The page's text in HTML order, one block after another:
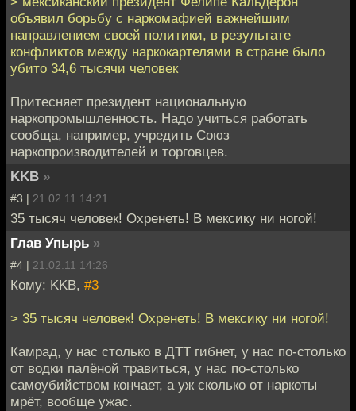
объявил борьбу с наркомафией важнейшим
направлением своей политики, в результате
конфликтов между наркокартелями в стране было
убито 34,6 тысячи человек
Притесняет президент национальную
наркопромышленность. Надо учиться работать
сообща, например, учредить Союз
наркопроизводителей и торговцев.
KKB »
#3 | 21.02.11 14:21
35 тысяч человек! Охренеть! В мексику ни ногой!
Глав Упырь »
#4 | 21.02.11 14:26
Кому: KKB, #3
> 35 тысяч человек! Охренеть! В мексику ни ногой!
Камрад, у нас столько в ДТТ гибнет, у нас по-столько
от водки палёной травиться, у нас по-столько
самоубийством кончает, а уж сколько от наркоты
мрёт, вообще ужас.